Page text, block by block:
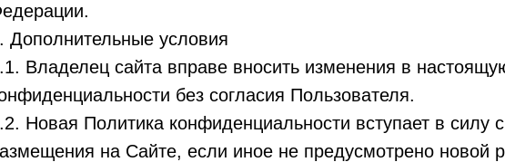
Дополнительные условия
Владелец сайта вправе вносить изменения в
без согласия Пользователя.
Новая Политика конфиденциальности вступает в силу
на Сайте, если иное не предусмотрено новой